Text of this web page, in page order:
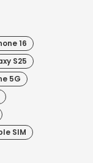
16
S25
5G
SIM